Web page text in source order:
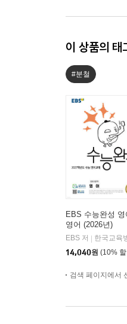
이 상품의 태
#분철
EBS 수능완성 영
영어 (2026년)
EBS 저
한국교육방
14,040원 (10%
검색 페이지에서